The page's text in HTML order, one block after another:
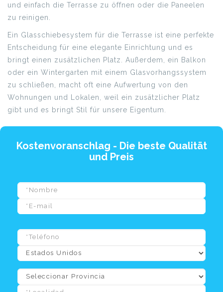
und einfach die Terrasse zu öffnen oder die Paneelen
zu reinigen.
Ein Glasschiebesystem für die Terrasse ist eine perfekte
Entscheidung für eine elegante Einrichtung und es
bringt einen zusätzlichen Platz. Außerdem, ein Balkon
oder ein Wintergarten mit einem Glasvorhangssystem
zu schließen, macht oft eine Aufwertung von den
Wohnungen und Lokalen, weil ein zusätzlicher Platz
gibt und es bringt Stil für unsere Eigentum.
Kostenvoranschlag - Die beste Qualität
und Preis